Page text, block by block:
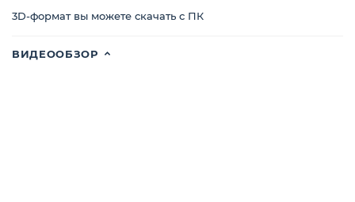
3D-формат вы можете скачать с ПК
ВИДЕООБЗОР